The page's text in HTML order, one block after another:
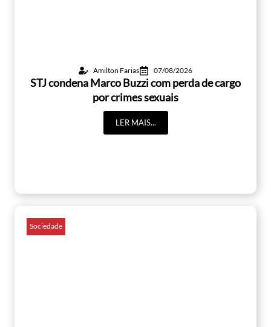
Amilton Farias 07/08/2026
STJ condena Marco Buzzi com perda de cargo
por crimes sexuais
LER MAIS...
Sociedade